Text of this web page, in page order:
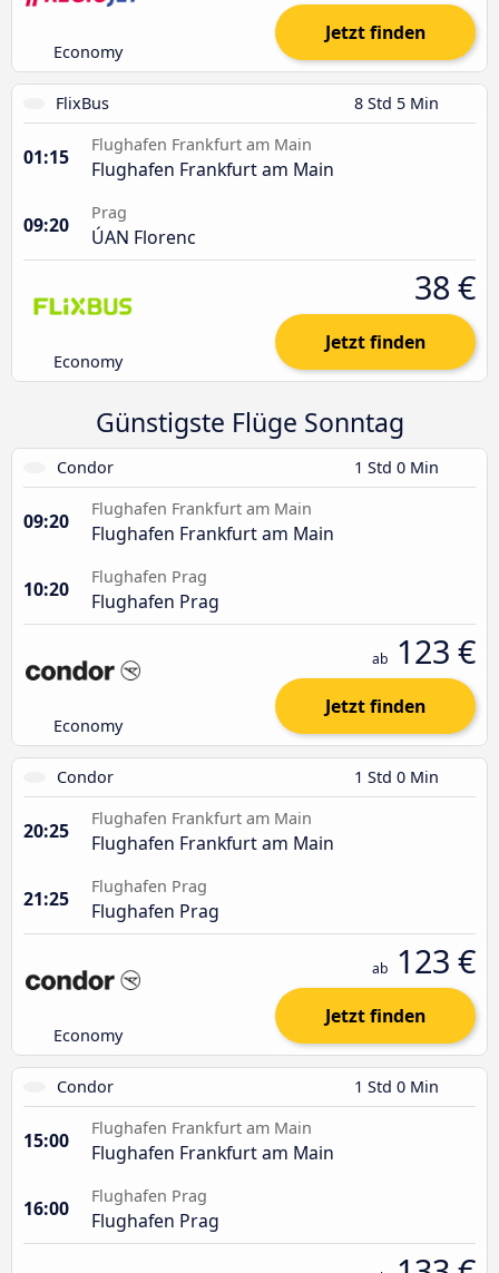
Economy
Jetzt finden
FlixBus 8 Std 5 Min
01:15
Flughafen Frankfurt am Main
Flughafen Frankfurt am Main
09:20
Prag
ÚAN Florenc
Economy
38 €
Jetzt finden
Günstigste Flüge Sonntag
Condor 1 Std 0 Min
09:20
Flughafen Frankfurt am Main
Flughafen Frankfurt am Main
10:20
Flughafen Prag
Flughafen Prag
Economy
ab 123 €
Jetzt finden
Condor 1 Std 0 Min
20:25
Flughafen Frankfurt am Main
Flughafen Frankfurt am Main
21:25
Flughafen Prag
Flughafen Prag
Economy
ab 123 €
Jetzt finden
Condor 1 Std 0 Min
15:00
Flughafen Frankfurt am Main
Flughafen Frankfurt am Main
16:00
Flughafen Prag
Flughafen Prag